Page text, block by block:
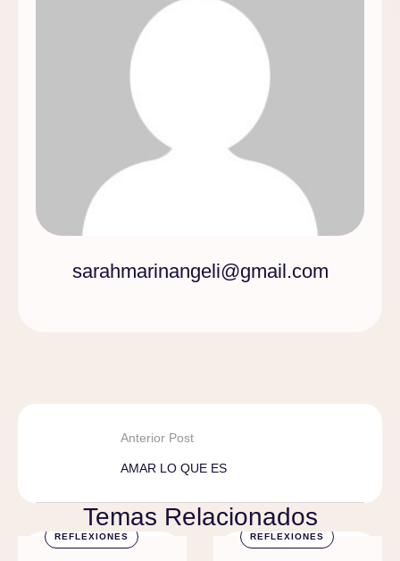
sarahmarinangeli@gmail.com
Anterior Post
AMAR LO QUE ES
Temas Relacionados
REFLEXIONES REFLEXIONES